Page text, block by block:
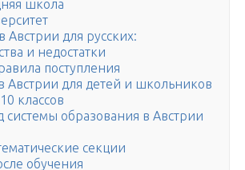
школа
Австрии для русских:
и недостатки
поступления
Австрии для детей и школьников
классов
образования в Австрии
секции
обучения